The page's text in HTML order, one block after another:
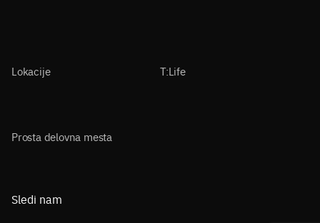
Lokacije T:Life
Prosta delovna mesta
Sledi nam